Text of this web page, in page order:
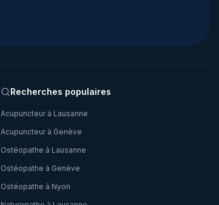
Recherches populaires
Acupuncteur à Lausanne
Acupuncteur à Genève
Ostéopathe à Lausanne
Ostéopathe à Genève
Ostéopathe à Nyon